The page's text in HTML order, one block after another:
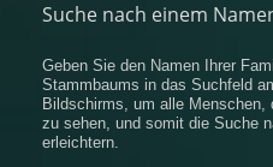
Suche nach einem
Geben Sie den Namen Ihrer
Stammbaums in das Suchfeld
Bildschirms, um alle Menschen,
zu sehen, und somit die Suche
erleichtern.